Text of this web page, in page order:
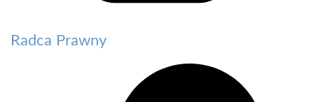
Radca Prawny